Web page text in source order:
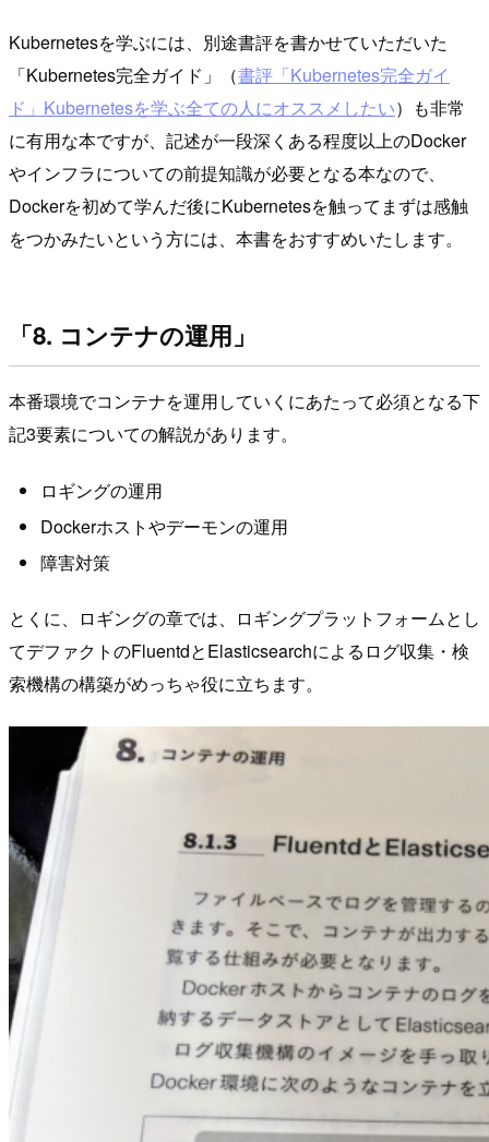
Kubernetesを学ぶには、別途書評を書かせていただいた
「Kubernetes完全ガイド」（書評「Kubernetes完全ガイ
ド」Kubernetesを学ぶ全ての人にオススメしたい）も非常
に有用な本ですが、記述が一段深くある程度以上のDocker
やインフラについての前提知識が必要となる本なので、
Dockerを初めて学んだ後にKubernetesを触ってまずは感触
をつかみたいという方には、本書をおすすめいたします。
「8. コンテナの運用」
本番環境でコンテナを運用していくにあたって必須となる下
記3要素についての解説があります。
ロギングの運用
Dockerホストやデーモンの運用
障害対策
とくに、ロギングの章では、ロギングプラットフォームとし
てデファクトのFluentdとElasticsearchによるログ収集・検
索機構の構築がめっちゃ役に立ちます。